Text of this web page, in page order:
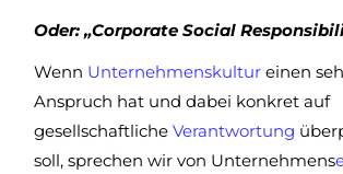
Oder: „Corporate Social
Wenn Unternehmenskultur einen
Anspruch hat und dabei konkret auf
gesellschaftliche Verantwortung
soll, sprechen wir von Unternehmens